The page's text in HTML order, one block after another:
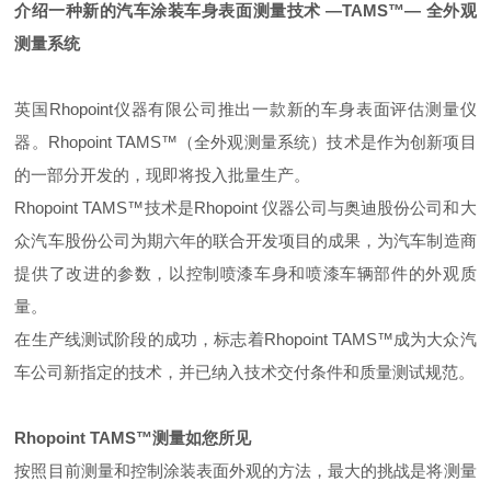
介绍一种新的汽车涂装车身表面测量技术 —TAMS™— 全外观
测量系统
英国Rhopoint仪器有限公司推出一款新的车身表面评估测量仪
器。Rhopoint TAMS™（全外观测量系统）技术是作为创新项目
的一部分开发的，现即将投入批量生产。
Rhopoint TAMS™技术是Rhopoint 仪器公司与奥迪股份公司和大
众汽车股份公司为期六年的联合开发项目的成果，为汽车制造商
提供了改进的参数，以控制喷漆车身和喷漆车辆部件的外观质
量。
在生产线测试阶段的成功，标志着Rhopoint TAMS™成为大众汽
车公司新指定的技术，并已纳入技术交付条件和质量测试规范。
Rhopoint TAMS™测量如您所见
按照目前测量和控制涂装表面外观的方法，最大的挑战是将测量